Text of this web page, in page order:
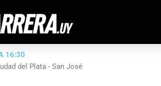
16:30
del Plata - San José